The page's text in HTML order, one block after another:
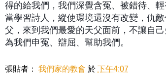
得的給我們，我們深覺含冤、被錯待、
當學習詩人，縱使環境還沒有改變，仇
父，來到我們最愛的天父面前，不讓自
為我們申冤、辯屈、幫助我們。
張貼者： 我們家的教會 於 下午4:07